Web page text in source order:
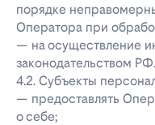
порядке
Оператора при
— на осуществление
законодательством РФ.
4.2. Субъекты
— предоставлять
о себе;